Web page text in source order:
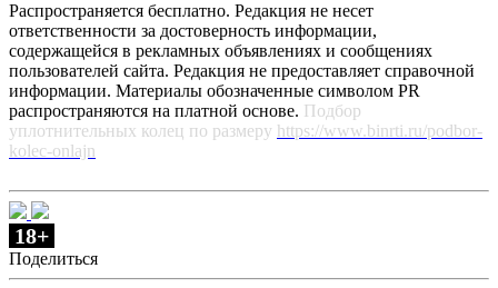
Распространяется бесплатно. Редакция не несет
ответственности за достоверность информации,
содержащейся в рекламных объявлениях и сообщениях
пользователей сайта. Редакция не предоставляет справочной
информации. Материалы обозначенные символом PR
распространяются на платной основе. Подбор
уплотнительных колец по размеру https://www.binrti.ru/podbor-
kolec-onlajn
18+
Поделиться